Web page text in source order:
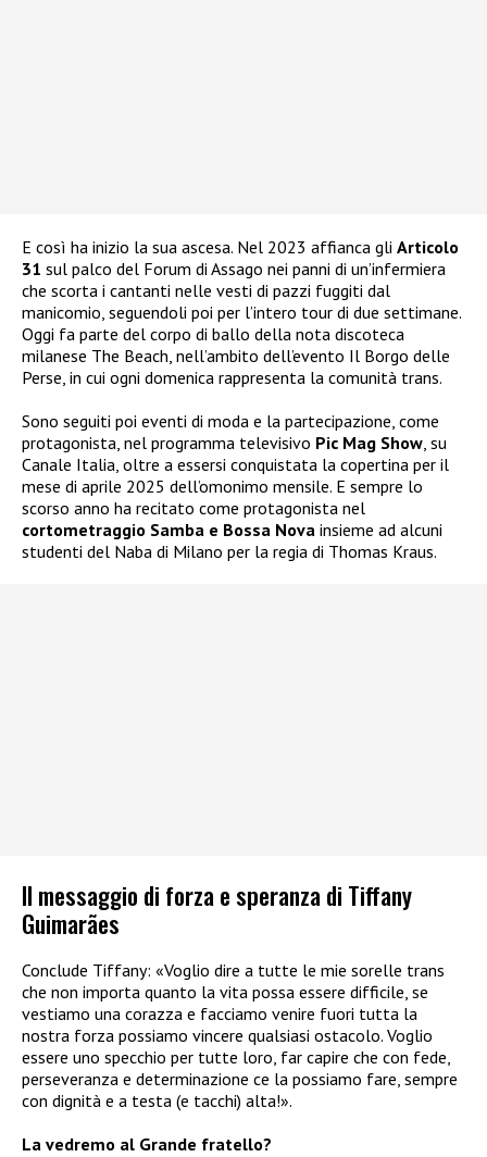
E così ha inizio la sua ascesa. Nel 2023 affianca gli Articolo
31 sul palco del Forum di Assago nei panni di un’infermiera
che scorta i cantanti nelle vesti di pazzi fuggiti dal
manicomio, seguendoli poi per l’intero tour di due settimane.
Oggi fa parte del corpo di ballo della nota discoteca
milanese The Beach, nell’ambito dell’evento Il Borgo delle
Perse, in cui ogni domenica rappresenta la comunità trans.
Sono seguiti poi eventi di moda e la partecipazione, come
protagonista, nel programma televisivo Pic Mag Show, su
Canale Italia, oltre a essersi conquistata la copertina per il
mese di aprile 2025 dell’omonimo mensile. E sempre lo
scorso anno ha recitato come protagonista nel
cortometraggio Samba e Bossa Nova insieme ad alcuni
studenti del Naba di Milano per la regia di Thomas Kraus.
Il messaggio di forza e speranza di Tiffany
Guimarães
Conclude Tiffany: «Voglio dire a tutte le mie sorelle trans
che non importa quanto la vita possa essere difficile, se
vestiamo una corazza e facciamo venire fuori tutta la
nostra forza possiamo vincere qualsiasi ostacolo. Voglio
essere uno specchio per tutte loro, far capire che con fede,
perseveranza e determinazione ce la possiamo fare, sempre
con dignità e a testa (e tacchi) alta!».
La vedremo al Grande fratello?